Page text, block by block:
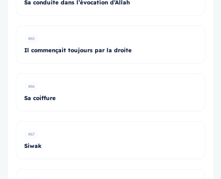
Sa conduite dans l’évocation d’Allah
#65
Il commençait toujours par la droite
#66
Sa coiffure
#67
Siwak